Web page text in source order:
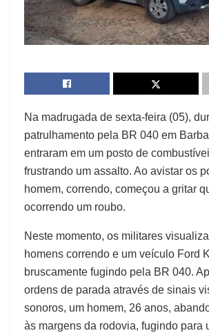
Na madrugada de sexta-feira (05),
patrulhamento pela BR 040 em
entraram em um posto de
frustrando um assalto. Ao avistar os
homem, correndo, começou a gritar
ocorrendo um roubo.
Neste momento, os militares
homens correndo e um veículo Ford
bruscamente fugindo pela BR 040.
ordens de parada através de sinais
sonoros, um homem, 26 anos,
às margens da rodovia, fugindo para